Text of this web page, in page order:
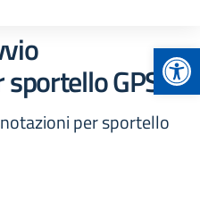
GPS
per sportello